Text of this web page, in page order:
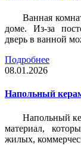
Ванная
доме. Из-за
дверь в ванной
Подробнее
08.01.2026
Напольный
Напольный
материал,
жилых,